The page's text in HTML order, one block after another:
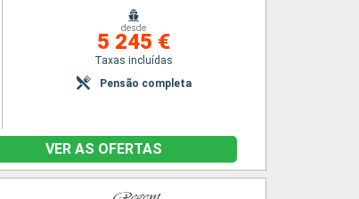
desde
5 245 €
Taxas incluídas
Pensão completa
VER AS OFERTAS